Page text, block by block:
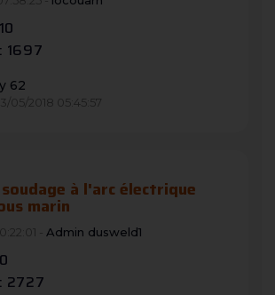
1697
62
05/2018 05:45:57
à l'arc électrique
marin
- Admin dusweld1
2727